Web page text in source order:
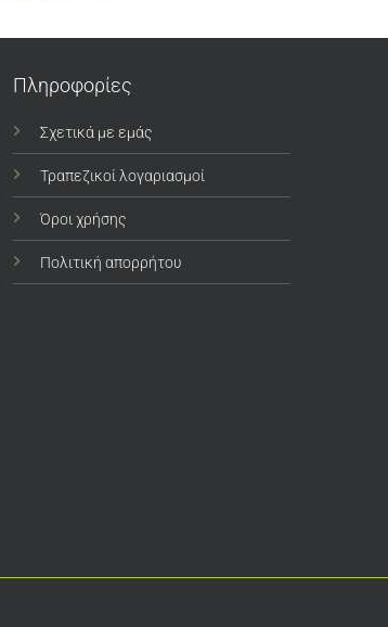
Πληροφορίες
Σχετικά με εμάς
Τραπεζικοί λογαριασμοί
Όροι χρήσης
Πολιτική απορρήτου